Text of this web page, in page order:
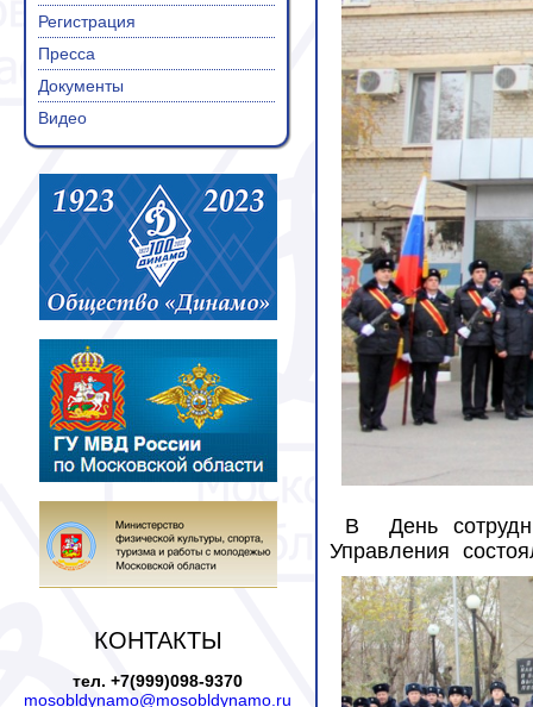
Регистрация
Пресса
Документы
Видео
КОНТАКТЫ
тел. +7(999)098-9370
mosobldynamo@mosobldynamo.ru
В
День
Управления